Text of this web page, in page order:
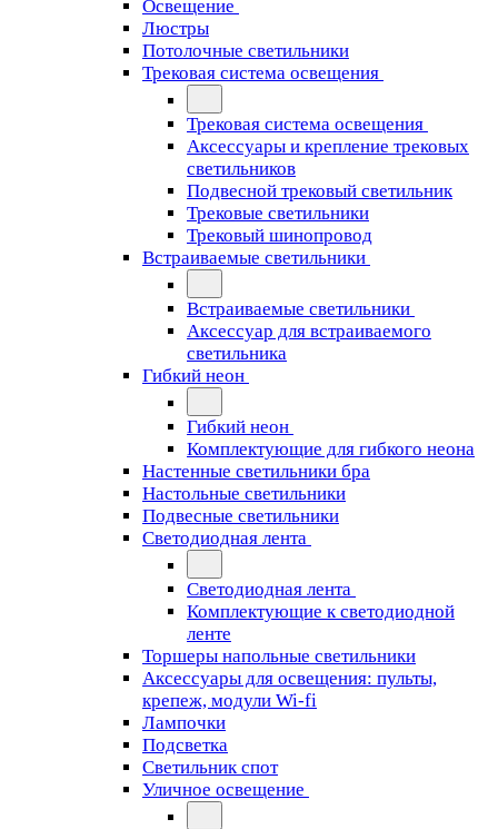
Освещение
Люстры
Потолочные светильники
Трековая система освещения
Трековая система освещения
Аксессуары и крепление трековых
светильников
Подвесной трековый светильник
Трековые светильники
Трековый шинопровод
Встраиваемые светильники
Встраиваемые светильники
Аксессуар для встраиваемого
светильника
Гибкий неон
Гибкий неон
Комплектующие для гибкого неона
Настенные светильники бра
Настольные светильники
Подвесные светильники
Светодиодная лента
Светодиодная лента
Комплектующие к светодиодной
ленте
Торшеры напольные светильники
Аксессуары для освещения: пульты,
крепеж, модули Wi-fi
Лампочки
Подсветка
Светильник спот
Уличное освещение